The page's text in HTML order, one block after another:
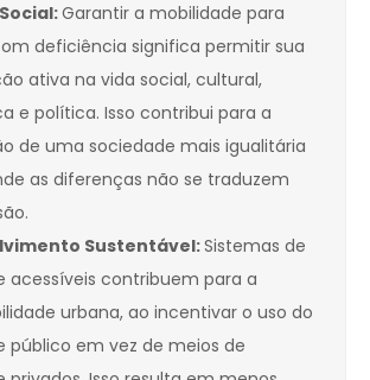
Garantir a mobilidade para
deficiência significa permitir sua
ativa na vida social, cultural,
e política. Isso contribui para a
de uma sociedade mais igualitária
as diferenças não se traduzem
Sustentável:Sistemas de
acessíveis contribuem para a
urbana, ao incentivar o uso do
público em vez de meios de